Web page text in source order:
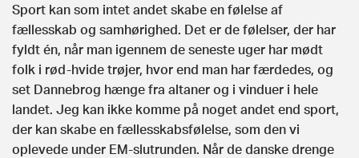
Sport kan som intet andet skabe en følelse af
fællesskab og samhørighed. Det er de følelser, der har
fyldt én, når man igennem de seneste uger har mødt
folk i rød-hvide trøjer, hvor end man har færdedes, og
set Dannebrog hænge fra altaner og i vinduer i hele
landet. Jeg kan ikke komme på noget andet end sport,
der kan skabe en fællesskabsfølelse, som den vi
oplevede under EM-slutrunden. Når de danske drenge